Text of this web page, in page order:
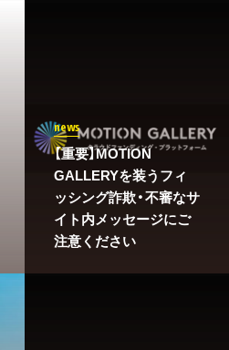
news
【重要】MOTION
GALLERYを装うフィ
ッシング詐欺・不審なサ
イト内メッセージにご
注意ください